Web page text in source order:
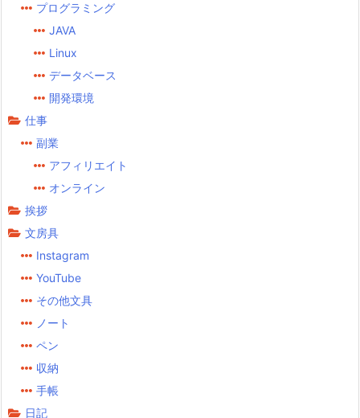
プログラミング
JAVA
Linux
データベース
開発環境
仕事
副業
アフィリエイト
オンライン
挨拶
文房具
Instagram
YouTube
その他文具
ノート
ペン
収納
手帳
日記